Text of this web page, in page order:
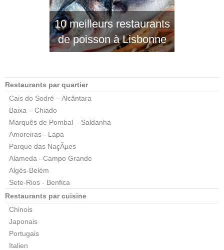
10 meilleurs restaurants
de poisson à Lisbonne
Restaurants par quartier
Cais do Sodré – Alcântara
Baixa – Chiado
Marquês de Pombal – Saldanha
Amoreiras - Lapa
Parque das NaçÃµes
Alameda –Campo Grande
Algés-Belém
Sete-Rios - Benfica
Restaurants par cuisine
Chinois
Japonais
Portugais
Italien